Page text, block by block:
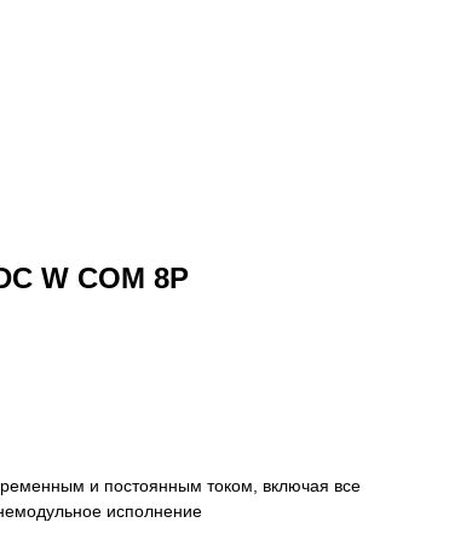
W COM 8P
и постоянным током, включая все
исполнение